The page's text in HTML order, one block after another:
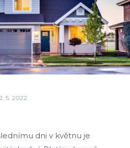
5. 2022
dni v květnu je